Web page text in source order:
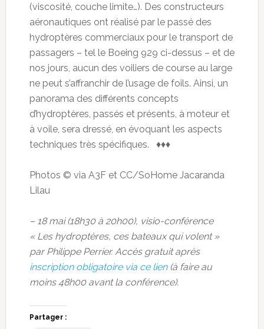
(viscosité, couche limite…). Des constructeurs
aéronautiques ont réalisé par le passé des
hydroptères commerciaux pour le transport de
passagers – tel le Boeing 929 ci-dessus – et de
nos jours, aucun des voiliers de course au large
ne peut s’affranchir de l’usage de foils. Ainsi, un
panorama des différents concepts
d’hydroptères, passés et présents, à moteur et
à voile, sera dressé, en évoquant les aspects
techniques très spécifiques. ♦♦♦
Photos © via A3F et CC/SoHome Jacaranda
Lilau
– 18 mai (18h30 à 20h00), visio-conférence
« Les hydroptères, ces bateaux qui volent »
par Philippe Perrier. Accès gratuit après
inscription obligatoire via ce lien(à faire au
moins 48h00 avant la conférence).
Partager :